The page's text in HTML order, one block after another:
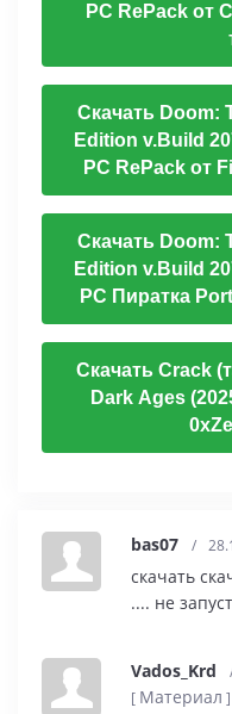
PC RePack от
Скачать Doom:
Edition v.Build
PC RePack от
Скачать Doom:
Edition v.Build
PC Пиратка
Скачать Crack
Dark Ages
bas07 /
скачать
.... не
Vados_Krd
[ Материал ]